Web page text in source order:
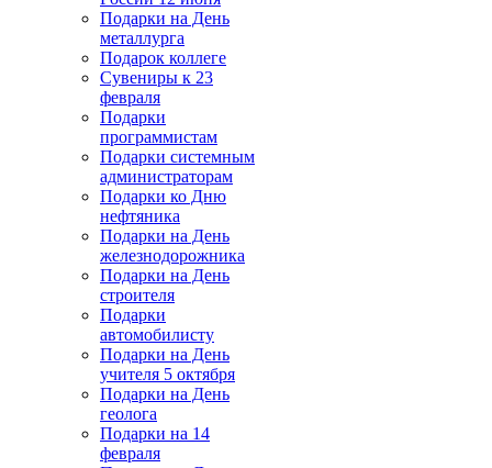
Подарки на День
металлурга
Подарок коллеге
Сувениры к 23
февраля
Подарки
программистам
Подарки системным
администраторам
Подарки ко Дню
нефтяника
Подарки на День
железнодорожника
Подарки на День
строителя
Подарки
автомобилисту
Подарки на День
учителя 5 октября
Подарки на День
геолога
Подарки на 14
февраля